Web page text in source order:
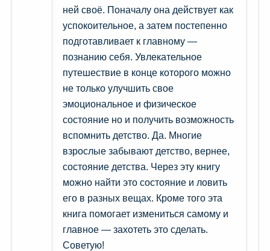
ней своё. Поначалу она действует как
успокоительное, а затем постепенно
подготавливает к главному —
познанию себя. Увлекательное
путешествие в конце которого можно
не только улучшить свое
эмоциональное и физическое
состояние но и получить возможность
вспомнить детство. Да. Многие
взрослые забывают детство, вернее,
состояние детства. Через эту книгу
можно найти это состояние и ловить
его в разных вещах. Кроме того эта
книга помогает измениться самому и
главное — захотеть это сделать.
Советую!